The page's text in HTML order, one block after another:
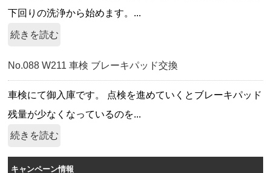
下回りの洗浄から始めます。...
続きを読む
No.088 W211 車検 ブレーキパッド交換
車検にて御入庫です。 点検を進めていくとブレーキパッド
残量が少なくなっているのを...
続きを読む
キャンペーン情報